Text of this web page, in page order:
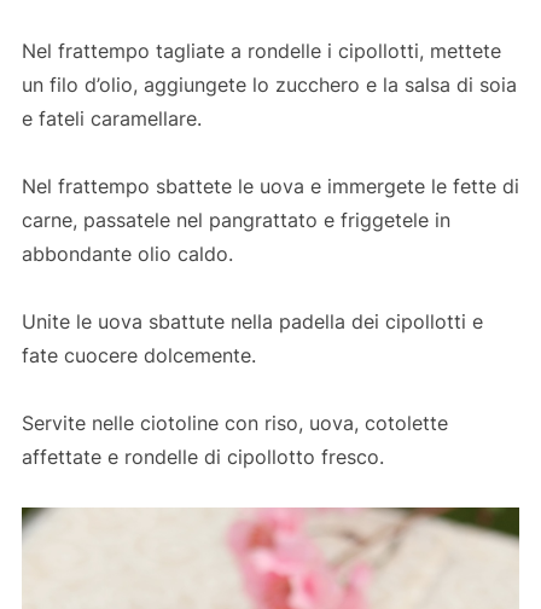
Nel frattempo tagliate a rondelle i cipollotti, mettete
un filo d’olio, aggiungete lo zucchero e la salsa di soia
e fateli caramellare.
Nel frattempo sbattete le uova e immergete le fette di
carne, passatele nel pangrattato e friggetele in
abbondante olio caldo.
Unite le uova sbattute nella padella dei cipollotti e
fate cuocere dolcemente.
Servite nelle ciotoline con riso, uova, cotolette
affettate e rondelle di cipollotto fresco.